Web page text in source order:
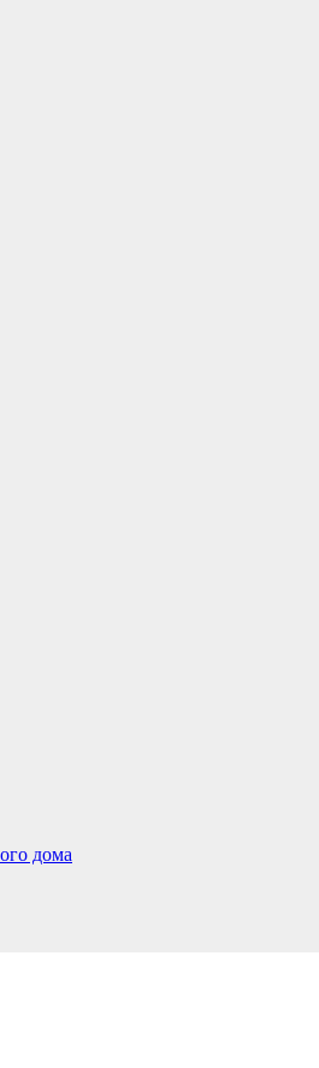
дома